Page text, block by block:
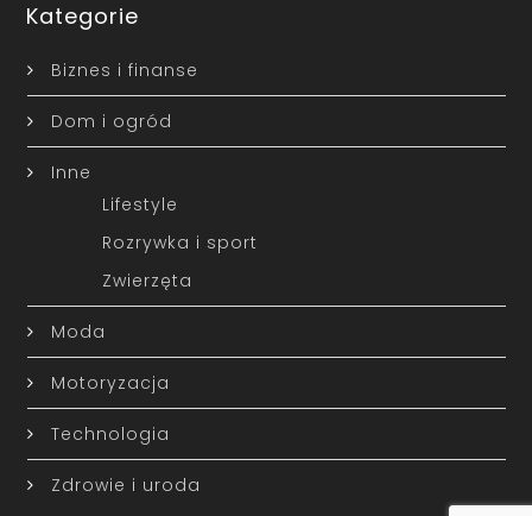
Kategorie
Biznes i finanse
Dom i ogród
Inne
Lifestyle
Rozrywka i sport
Zwierzęta
Moda
Motoryzacja
Technologia
Zdrowie i uroda